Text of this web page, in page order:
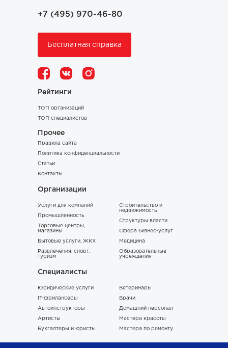
+7 (495) 970-46-80
Бесплатная справка
Рейтинги
ТОП организаций
ТОП специалистов
Прочее
Правила сайта
Политика конфиденциальности
Статьи
Контакты
Организации
Услуги для компаний
Промышленность
Торговые центры,
магазины
Бытовые услуги, ЖКХ
Развлечения, спорт,
туризм
Строительство и
недвижимость
Структуры власти
Сфера бизнес-услуг
Медицина
Образовательные
учреждения
Специалисты
Юридические услуги
IT-фрилансеры
Автоинструкторы
Артисты
Бухгалтеры и юристы
Ветеринары
Врачи
Домашний персонал
Мастера красоты
Мастера по ремонту